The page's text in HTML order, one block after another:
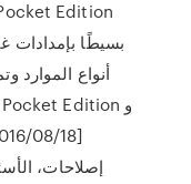
أنواع الموارد